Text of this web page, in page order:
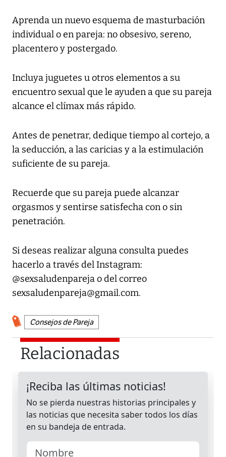
Aprenda un nuevo esquema de masturbación
individual o en pareja: no obsesivo, sereno,
placentero y postergado.
Incluya juguetes u otros elementos a su
encuentro sexual que le ayuden a que su pareja
alcance el clímax más rápido.
Antes de penetrar, dedique tiempo al cortejo, a
la seducción, a las caricias y a la estimulación
suficiente de su pareja.
Recuerde que su pareja puede alcanzar
orgasmos y sentirse satisfecha con o sin
penetración.
Si deseas realizar alguna consulta puedes
hacerlo a través del Instagram:
@sexsaludenpareja o del correo
sexsaludenpareja@gmail.com.
Consejos de Pareja
Relacionadas